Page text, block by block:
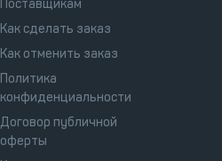
Поставщикам
Как сделать заказ
Как отменить заказ
Политика
конфиденциальности
Договор публичной
оферты